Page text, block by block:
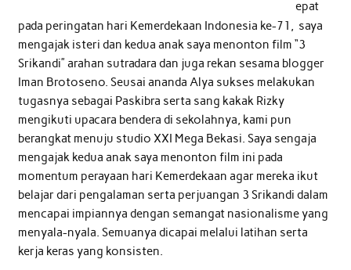
epat
pada peringatan hari Kemerdekaan Indonesia ke-71, saya
mengajak isteri dan kedua anak saya menonton film “3
Srikandi” arahan sutradara dan juga rekan sesama blogger
Iman Brotoseno. Seusai ananda Alya sukses melakukan
tugasnya sebagai Paskibra serta sang kakak Rizky
mengikuti upacara bendera di sekolahnya, kami pun
berangkat menuju studio XXI Mega Bekasi. Saya sengaja
mengajak kedua anak saya menonton film ini pada
momentum perayaan hari Kemerdekaan agar mereka ikut
belajar dari pengalaman serta perjuangan 3 Srikandi dalam
mencapai impiannya dengan semangat nasionalisme yang
menyala-nyala. Semuanya dicapai melalui latihan serta
kerja keras yang konsisten.